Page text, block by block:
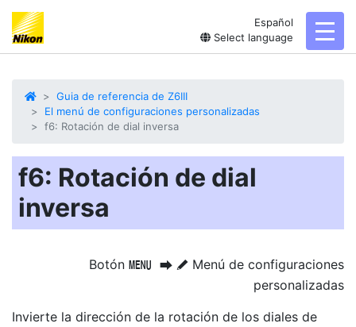
Español
Select language
Guia de referencia de Z6III
El menú de configuraciones personalizadas
f6: Rotación de dial inversa
f6: Rotación de dial
inversa
Botón G U A Menú de configuraciones
personalizadas
Invierte la dirección de la rotación de los diales de